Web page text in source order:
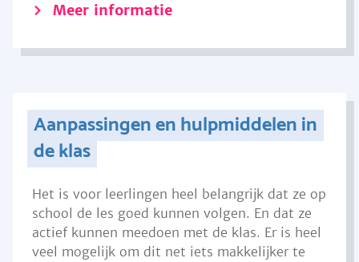
Meer informatie
Aanpassingen en hulpmiddelen in
de klas
Het is voor leerlingen heel belangrijk dat ze op
school de les goed kunnen volgen. En dat ze
actief kunnen meedoen met de klas. Er is heel
veel mogelijk om dit net iets makkelijker te